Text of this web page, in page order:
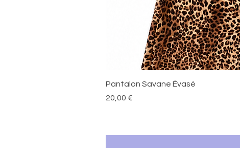
Pantalon Savane Évasé
Prix
20,00 €